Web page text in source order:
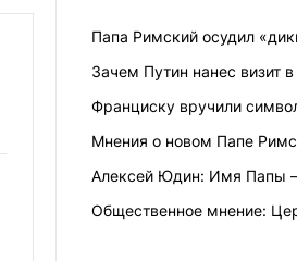
Папа Римский осудил
Зачем Путин нанес визит в
Франциску вручили
Мнения о новом Папе
Алексей Юдин: Имя Папы –
Общественное мнение: